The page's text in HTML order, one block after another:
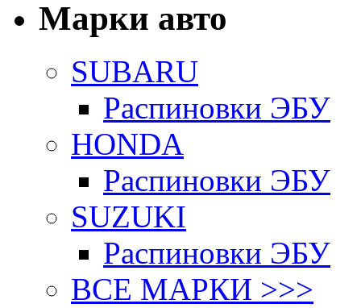
Марки авто
SUBARU
Распиновки ЭБУ
HONDA
Распиновки ЭБУ
SUZUKI
Распиновки ЭБУ
ВСЕ МАРКИ >>>